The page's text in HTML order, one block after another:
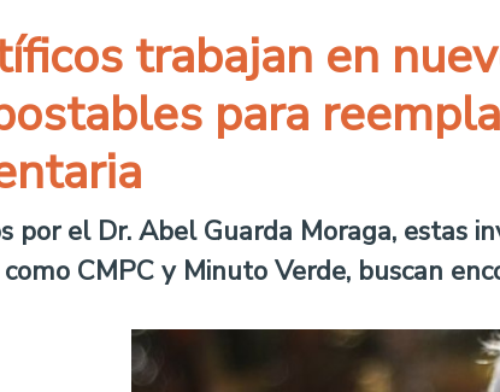
trabajan en
para
por el Dr. Abel Guarda Moraga, estas
CMPC y Minuto Verde, buscan